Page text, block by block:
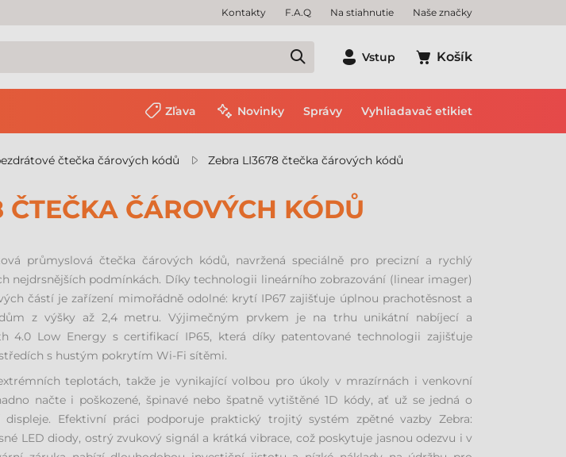
Kontakty F.A.Q Na stiahnutie Naše značky
Vstup Košík
Zľava Novinky Správy Vyhliadavač etikiet
čtečka čárových kódů Zebra LI3678 čtečka čárových kódů
ČÁROVÝCH KÓDŮ
průmyslová čtečka čárových kódů, navržená speciálně pro precizní a rychlý
nejdrsnějších podmínkách. Díky technologii lineárního zobrazování (linear imager)
částí je zařízení mimořádně odolné: krytí IP67 zajišťuje úplnou prachotěsnost a
z výšky až 2,4 metru. Výjimečným prvkem je na trhu unikátní nabíjecí a
4.0 Low Energy s certifikací IP65, která díky patentované technologii zajišťuje
s hustým pokrytím Wi-Fi sítěmi.
teplotách, takže je vynikající volbou pro úkoly v mrazírnách i venkovní
načte i poškozené, špinavé nebo špatně vytištěné 1D kódy, ať už se jedná o
Efektivní práci podporuje praktický trojitý systém zpětné vazby Zebra:
LED diody, ostrý zvukový signál a krátká vibrace, což poskytuje jasnou odezvu i v